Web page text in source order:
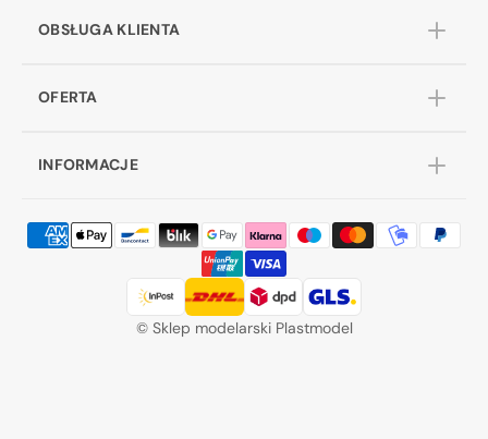
OBSŁUGA KLIENTA
OFERTA
INFORMACJE
© Sklep modelarski Plastmodel